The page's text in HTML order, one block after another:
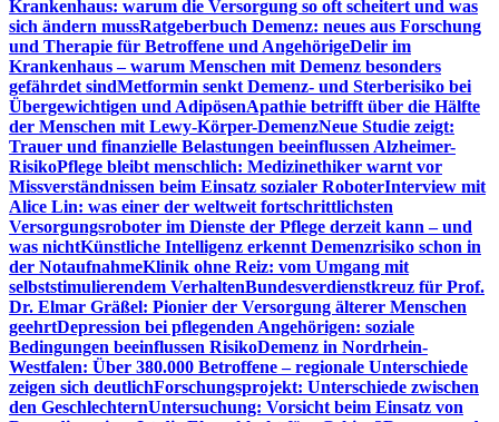
Krankenhaus: warum die Versorgung so oft scheitert und was
sich ändern mussRatgeberbuch Demenz: neues aus Forschung
und Therapie für Betroffene und AngehörigeDelir im
Krankenhaus – warum Menschen mit Demenz besonders
gefährdet sindMetformin senkt Demenz- und Sterberisiko bei
Übergewichtigen und AdipösenApathie betrifft über die Hälfte
der Menschen mit Lewy-Körper-DemenzNeue Studie zeigt:
Trauer und finanzielle Belastungen beeinflussen Alzheimer-
RisikoPflege bleibt menschlich: Medizinethiker warnt vor
Missverständnissen beim Einsatz sozialer RoboterInterview mit
Alice Lin: was einer der weltweit fortschrittlichsten
Versorgungsroboter im Dienste der Pflege derzeit kann – und
was nichtKünstliche Intelligenz erkennt Demenzrisiko schon in
der NotaufnahmeKlinik ohne Reiz: vom Umgang mit
selbststimulierendem VerhaltenBundesverdienstkreuz für Prof.
Dr. Elmar Gräßel: Pionier der Versorgung älterer Menschen
geehrtDepression bei pflegenden Angehörigen: soziale
Bedingungen beeinflussen RisikoDemenz in Nordrhein-
Westfalen: Über 380.000 Betroffene – regionale Unterschiede
zeigen sich deutlichForschungsprojekt: Unterschiede zwischen
den GeschlechternUntersuchung: Vorsicht beim Einsatz von